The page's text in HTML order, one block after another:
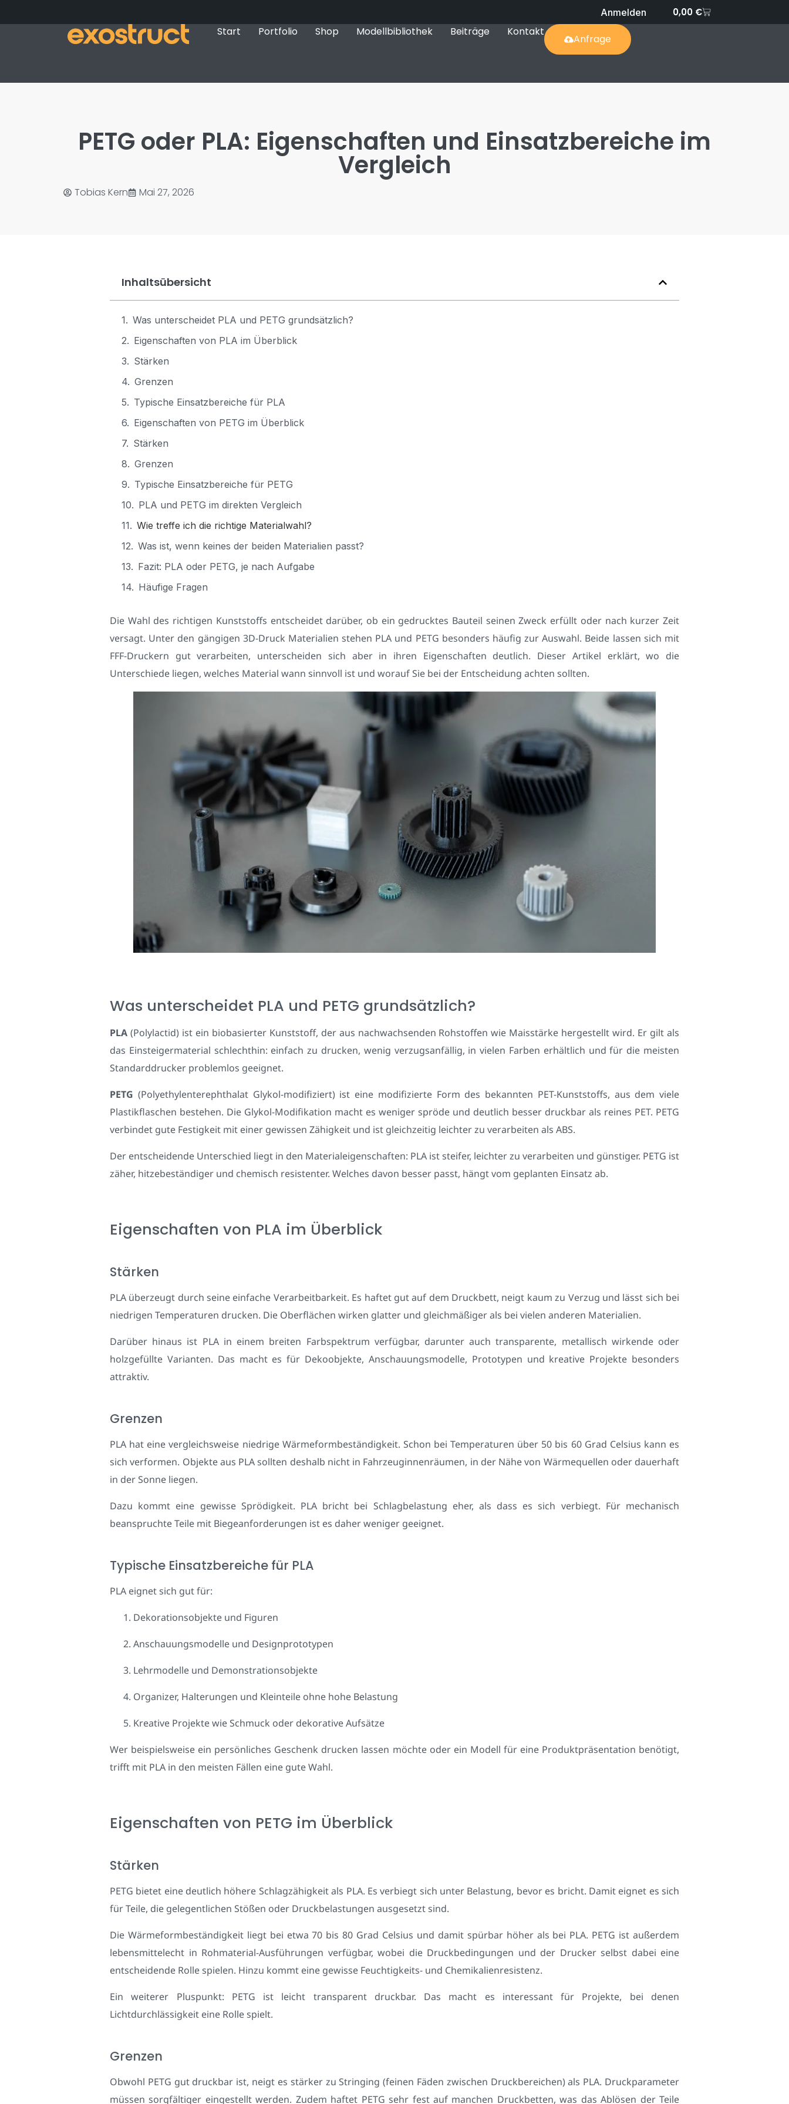
0,00 €
Anmelden
Start Portfolio Shop Modellbibliothek Beiträge Kontakt
Anfrage
PETG oder PLA: Eigenschaften und Einsatzbereiche im
Vergleich
Tobias Kern Mai 27, 2026
Inhaltsübersicht
Was unterscheidet PLA und PETG grundsätzlich?
Eigenschaften von PLA im Überblick
Stärken
Grenzen
Typische Einsatzbereiche für PLA
Eigenschaften von PETG im Überblick
Stärken
Grenzen
Typische Einsatzbereiche für PETG
PLA und PETG im direkten Vergleich
Wie treffe ich die richtige Materialwahl?
Was ist, wenn keines der beiden Materialien passt?
Fazit: PLA oder PETG, je nach Aufgabe
Häufige Fragen
Die Wahl des richtigen Kunststoffs entscheidet darüber, ob ein gedrucktes Bauteil seinen Zweck erfüllt oder nach kurzer Zeit
versagt. Unter den gängigen 3D-Druck Materialien stehen PLA und PETG besonders häufig zur Auswahl. Beide lassen sich mit
FFF-Druckern gut verarbeiten, unterscheiden sich aber in ihren Eigenschaften deutlich. Dieser Artikel erklärt, wo die
Unterschiede liegen, welches Material wann sinnvoll ist und worauf Sie bei der Entscheidung achten sollten.
Was unterscheidet PLA und PETG grundsätzlich?
PLA (Polylactid) ist ein biobasierter Kunststoff, der aus nachwachsenden Rohstoffen wie Maisstärke hergestellt wird. Er gilt als
das Einsteigermaterial schlechthin: einfach zu drucken, wenig verzugsanfällig, in vielen Farben erhältlich und für die meisten
Standarddrucker problemlos geeignet.
PETG (Polyethylenterephthalat Glykol-modifiziert) ist eine modifizierte Form des bekannten PET-Kunststoffs, aus dem viele
Plastikflaschen bestehen. Die Glykol-Modifikation macht es weniger spröde und deutlich besser druckbar als reines PET. PETG
verbindet gute Festigkeit mit einer gewissen Zähigkeit und ist gleichzeitig leichter zu verarbeiten als ABS.
Der entscheidende Unterschied liegt in den Materialeigenschaften: PLA ist steifer, leichter zu verarbeiten und günstiger. PETG ist
zäher, hitzebeständiger und chemisch resistenter. Welches davon besser passt, hängt vom geplanten Einsatz ab.
Eigenschaften von PLA im Überblick
Stärken
PLA überzeugt durch seine einfache Verarbeitbarkeit. Es haftet gut auf dem Druckbett, neigt kaum zu Verzug und lässt sich bei
niedrigen Temperaturen drucken. Die Oberflächen wirken glatter und gleichmäßiger als bei vielen anderen Materialien.
Darüber hinaus ist PLA in einem breiten Farbspektrum verfügbar, darunter auch transparente, metallisch wirkende oder
holzgefüllte Varianten. Das macht es für Dekoobjekte, Anschauungsmodelle, Prototypen und kreative Projekte besonders
attraktiv.
Grenzen
PLA hat eine vergleichsweise niedrige Wärmeformbeständigkeit. Schon bei Temperaturen über 50 bis 60 Grad Celsius kann es
sich verformen. Objekte aus PLA sollten deshalb nicht in Fahrzeuginnenräumen, in der Nähe von Wärmequellen oder dauerhaft
in der Sonne liegen.
Dazu kommt eine gewisse Sprödigkeit. PLA bricht bei Schlagbelastung eher, als dass es sich verbiegt. Für mechanisch
beanspruchte Teile mit Biegeanforderungen ist es daher weniger geeignet.
Typische Einsatzbereiche für PLA
PLA eignet sich gut für:
Dekorationsobjekte und Figuren
Anschauungsmodelle und Designprototypen
Lehrmodelle und Demonstrationsobjekte
Organizer, Halterungen und Kleinteile ohne hohe Belastung
Kreative Projekte wie Schmuck oder dekorative Aufsätze
Wer beispielsweise ein persönliches Geschenk drucken lassen möchte oder ein Modell für eine Produktpräsentation benötigt,
trifft mit PLA in den meisten Fällen eine gute Wahl.
Eigenschaften von PETG im Überblick
Stärken
PETG bietet eine deutlich höhere Schlagzähigkeit als PLA. Es verbiegt sich unter Belastung, bevor es bricht. Damit eignet es sich
für Teile, die gelegentlichen Stößen oder Druckbelastungen ausgesetzt sind.
Die Wärmeformbeständigkeit liegt bei etwa 70 bis 80 Grad Celsius und damit spürbar höher als bei PLA. PETG ist außerdem
lebensmittelecht in Rohmaterial-Ausführungen verfügbar, wobei die Druckbedingungen und der Drucker selbst dabei eine
entscheidende Rolle spielen. Hinzu kommt eine gewisse Feuchtigkeits- und Chemikalienresistenz.
Ein weiterer Pluspunkt: PETG ist leicht transparent druckbar. Das macht es interessant für Projekte, bei denen
Lichtdurchlässigkeit eine Rolle spielt.
Grenzen
Obwohl PETG gut druckbar ist, neigt es stärker zu Stringing (feinen Fäden zwischen Druckbereichen) als PLA. Druckparameter
müssen sorgfältiger eingestellt werden. Zudem haftet PETG sehr fest auf manchen Druckbetten, was das Ablösen der Teile